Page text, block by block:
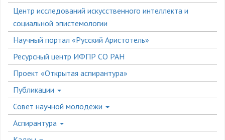
Центр исследований искусственного интеллекта и
социальной эпистемологии
Научный портал «Русский Аристотель»
Ресурсный центр ИФПР СО РАН
Проект «Открытая аспирантура»
Публикации
Совет научной молодёжи
Аспирантура